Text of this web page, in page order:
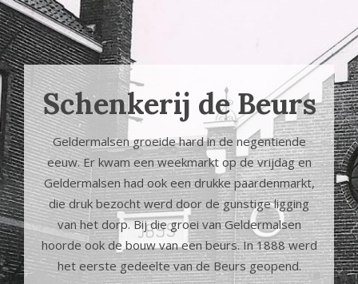
Schenkerij de Beurs
Geldermalsen groeide hard in de negentiende
eeuw. Er kwam een weekmarkt op de vrijdag en
Geldermalsen had ook een drukke paardenmarkt,
die druk bezocht werd door de gunstige ligging
van het dorp. Bij die groei van Geldermalsen
hoorde ook de bouw van een beurs. In 1888 werd
het eerste gedeelte van de Beurs geopend.